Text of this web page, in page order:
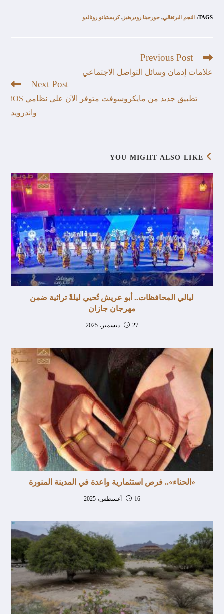
TAGS
: النجم البرتغالي, جورجينا رودريغيز, كريستيانو رونالدو
Previous Post
علامات إدمان وسائل التواصل الاجتماعي
Next Post
تطبيق جديد من مايكروسوفت متوفر الآن على نظامي iOS
واندرويد
YOU MIGHT ALSO LIKE
ليالي المحافظات.. أبو عريش تُحيي ليلةً تراثية ضمن
مهرجان جازان
27 ديسمبر، 2025
«الحناء».. فرص استثمارية واعدة في المدينة المنورة
16 أغسطس، 2025